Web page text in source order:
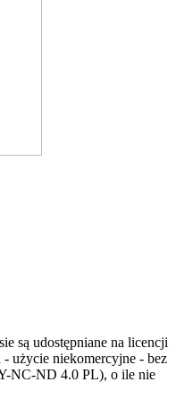
są udostępniane na licencji
użycie niekomercyjne - bez
NC-ND 4.0 PL), o ile nie